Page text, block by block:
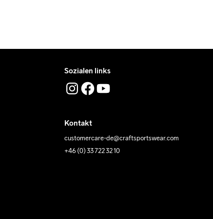
Sozialen links
Kontakt
customercare-de@craftsportswear.com
+46 (0) 33 722 32 10